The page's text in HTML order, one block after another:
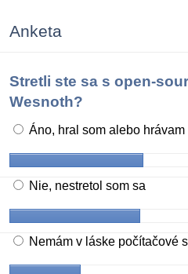
Anketa
Stretli ste sa s open-
Wesnoth?
Áno, hral som alebo hrávam
Nie, nestretol som sa
Nemám v láske počítačové